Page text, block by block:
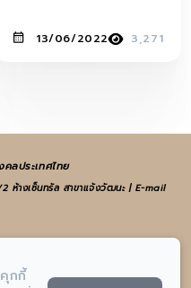
13/06/2022 3,271
ลประเทศไทย
ห้างเซ็นทรัล สาขาแจ้งวัฒนะ | E-mail
คุกกี้